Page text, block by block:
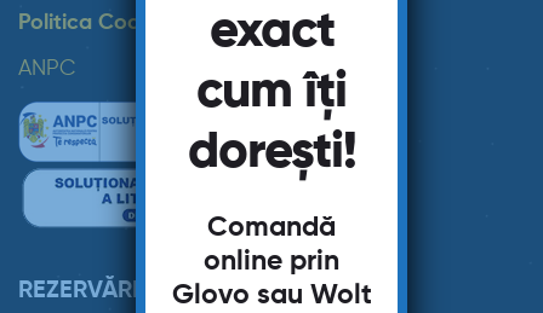
Politica Cookie
ANPC
REZERVĂRI:
exact
cum îți
dorești!
Comandă
online prin
Glovo sau Wolt